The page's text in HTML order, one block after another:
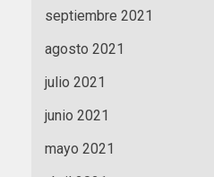
septiembre 2021
agosto 2021
julio 2021
junio 2021
mayo 2021